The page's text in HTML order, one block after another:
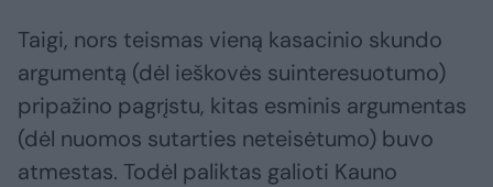
Taigi, nors teismas vieną kasacinio skundo
argumentą (dėl ieškovės suinteresuotumo)
pripažino pagrįstu, kitas esminis argumentas
(dėl nuomos sutarties neteisėtumo) buvo
atmestas. Todėl paliktas galioti Kauno